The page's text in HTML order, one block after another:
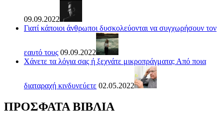
09.09.2022
Γιατί κάποιοι άνθρωποι δυσκολεύονται να συγχωρήσουν τον
εαυτό τους 09.09.2022
Χάνετε τα λόγια σας ή ξεχνάτε μικροπράγματα; Από ποια
διαταραχή κινδυνεύετε 02.05.2022
ΠΡΟΣΦΑΤΑ ΒΙΒΛΙΑ